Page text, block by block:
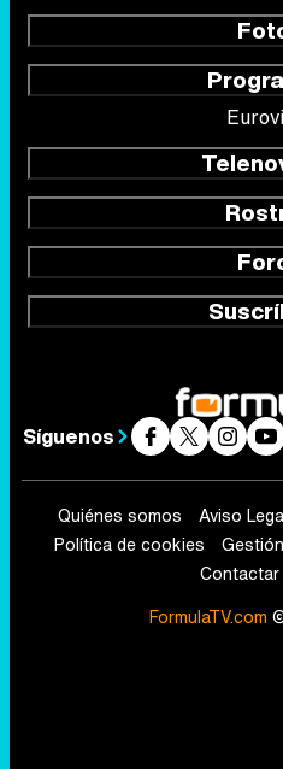
Síguenos
Quiénes somos Aviso
Política de cookies
Contactar
FormulaTV.com